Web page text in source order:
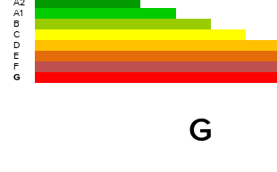
A2
A1
B
C
D
E
F
G
G